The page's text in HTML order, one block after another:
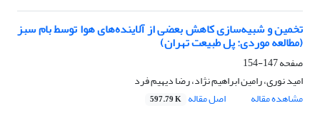
تخمین و شبیه‌سازی کاهش بعضی از آلاینده‌های هوا توسط بام سبز
(مطالعه موردی: پل طبیعت تهران)
صفحه147-154
امید نوری، رامین ابراهیم نژاد، رضا دیهیم فرد
مشاهده مقاله
اصل مقاله 597.79 K